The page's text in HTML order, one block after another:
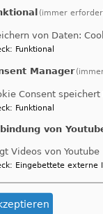
Kirche in
Andacht wird
die Andacht
wird am
des
Krummennaab
(immer
von Daten:
: Funktional
Manager
Consent
: Funktional
von
Videos von Youtube
: Eingebettete externe